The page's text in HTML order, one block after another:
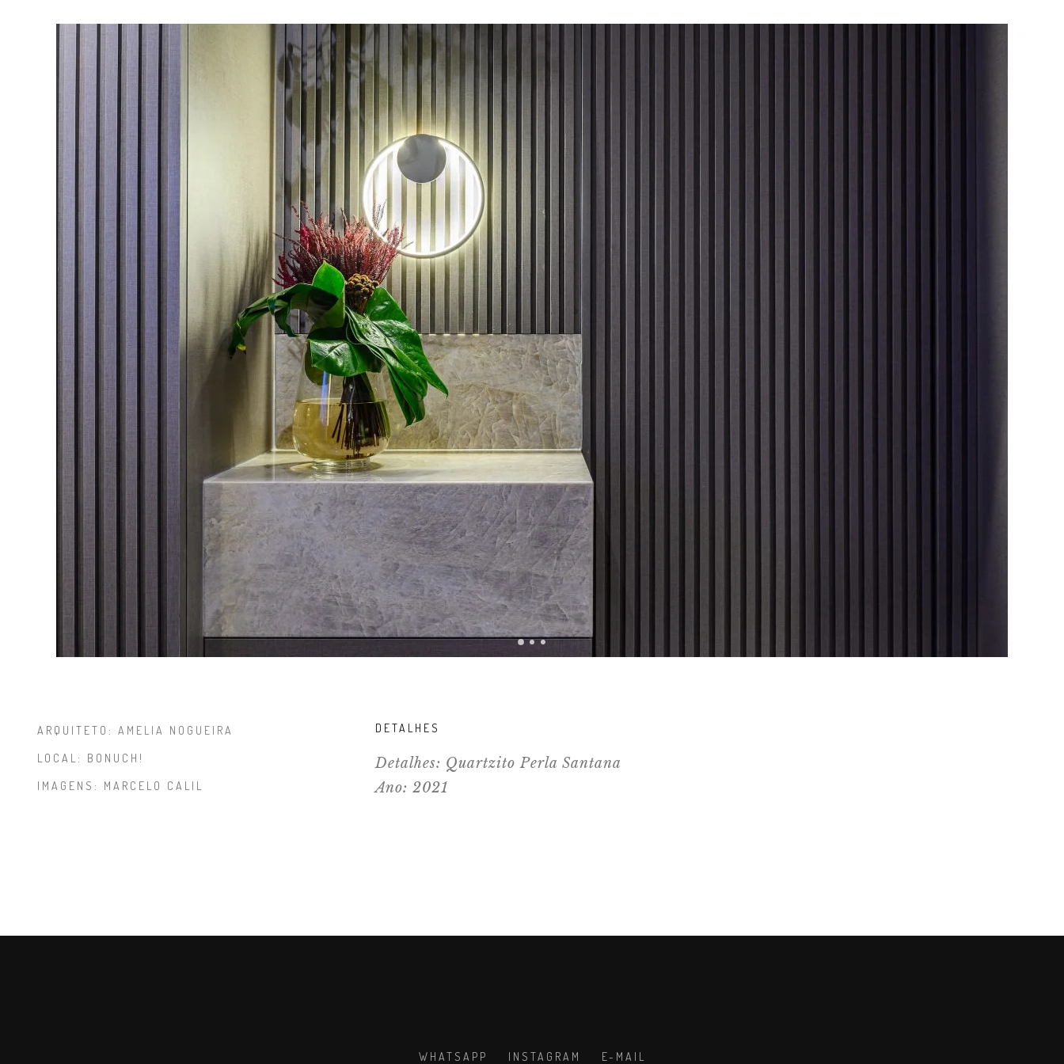
ARQUITETO: AMELIA NOGUEIRA
LOCAL: BONUCH!
IMAGENS: MARCELO CALIL
DETALHES
Detalhes: Quartzito Perla Santana
Ano: 2021
WHATSAPP INSTAGRAM E-MAIL